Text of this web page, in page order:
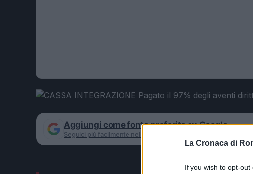
La Cronaca di
If you wish to opt-
Aggiungi come fonte preferita su Google
Seguici più facilmente nelle notizie consigliate